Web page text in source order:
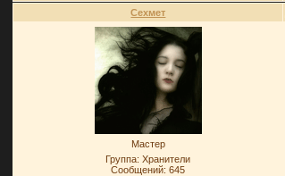
Сехмет
Мастер
Группа: Хранители
Сообщений:645